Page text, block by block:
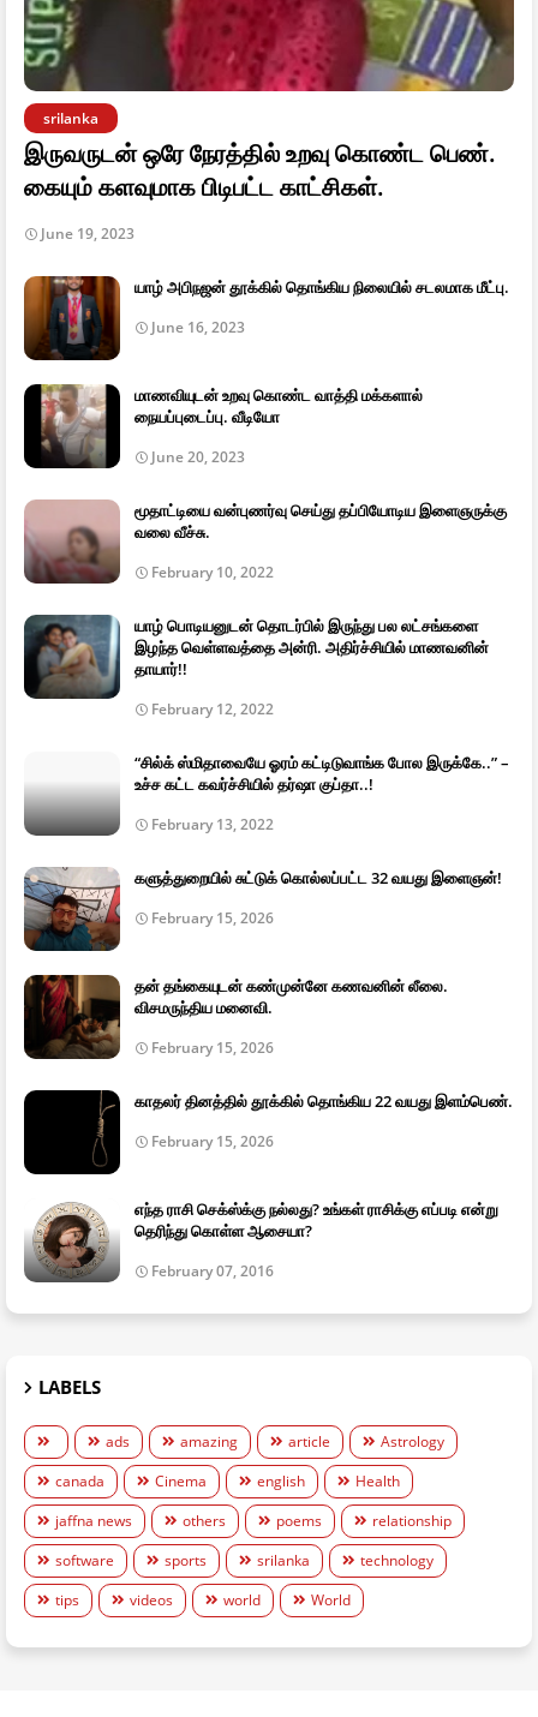
srilanka
இருவருடன் ஒரே நேரத்தில் உறவு கொண்ட பெண்.
கையும் களவுமாக பிடிபட்ட காட்சிகள்.
June 19, 2023
யாழ் அபிநஜன் தூக்கில் தொங்கிய நிலையில் சடலமாக மீட்பு.
June 16, 2023
மாணவியுடன் உறவு கொண்ட வாத்தி மக்களால்
நையப்புடைப்பு. வீடியோ
June 20, 2023
மூதாட்டியை வன்புணர்வு செய்து தப்பியோடிய இளைஞருக்கு
வலை வீச்சு.
February 10, 2022
யாழ் பொடியனுடன் தொடர்பில் இருந்து பல லட்சங்களை
இழந்த வெள்ளவத்தை அன்ரி. அதிர்ச்சியில் மாணவனின்
தாயார்!!
February 12, 2022
“சில்க் ஸ்மிதாவையே ஓரம் கட்டிடுவாங்க போல இருக்கே..” –
உச்ச கட்ட கவர்ச்சியில் தர்ஷா குப்தா..!
February 13, 2022
களுத்துறையில் சுட்டுக் கொல்லப்பட்ட 32 வயது இளைஞன்!
February 15, 2026
தன் தங்கையுடன் கண்முன்னே கணவனின் லீலை.
விசமருந்திய மனைவி.
February 15, 2026
காதலர் தினத்தில் தூக்கில் தொங்கிய 22 வயது இளம்பெண்.
February 15, 2026
எந்த ராசி செக்ஸ்க்கு நல்லது? உங்கள் ராசிக்கு எப்படி என்று
தெரிந்து கொள்ள ஆசையா?
February 07, 2016
LABELS
ads amazing article
Astrology
canada
Cinema english
Health
jaffna news
others poems
relationship
software
sports srilanka
technology
tips
videos world World